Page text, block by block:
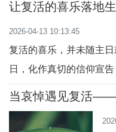
精
痴
这
让复活的喜乐落地
2026-04-13 10:13:45
复活的喜乐，并未随主
日，化作真切的信仰宣
天主无尽的爱。宗徒大
人，祂的受难是天主预
当哀悼遇见复活——
省思